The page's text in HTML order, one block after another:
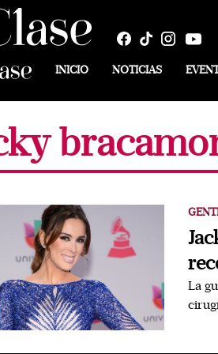
INICIO NOTICIAS
La